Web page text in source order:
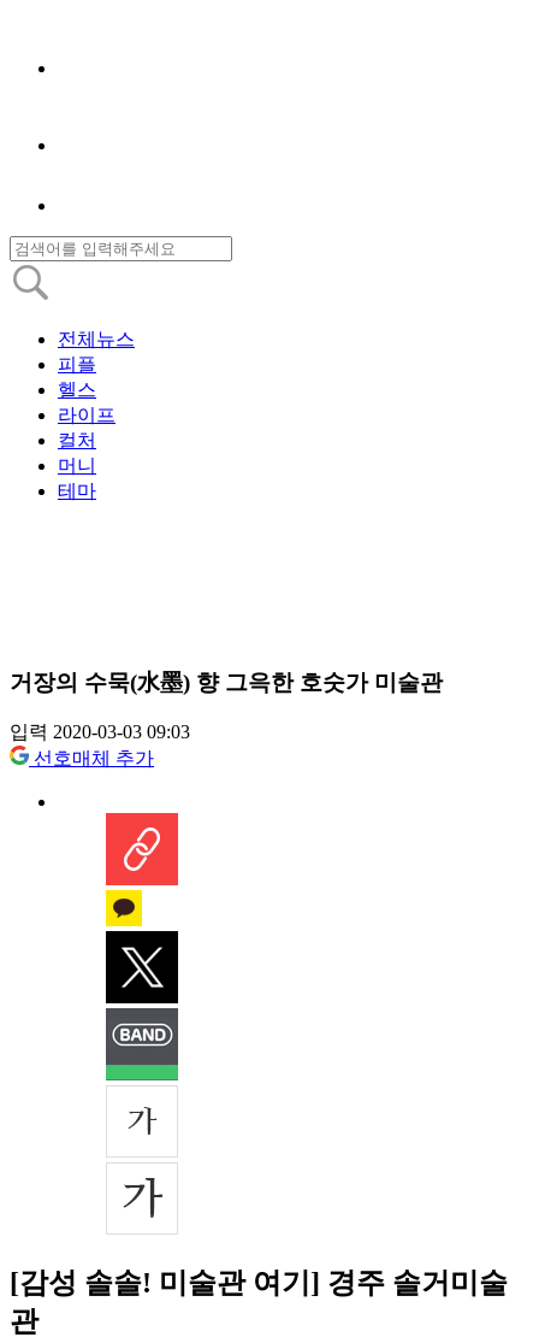
전체뉴스
피플
헬스
라이프
컬처
머니
테마
거장의 수묵(水墨) 향 그윽한 호숫가 미술관
입력 2020-03-03 09:03
선호매체 추가
[감성 솔솔! 미술관 여기] 경주 솔거미술
관